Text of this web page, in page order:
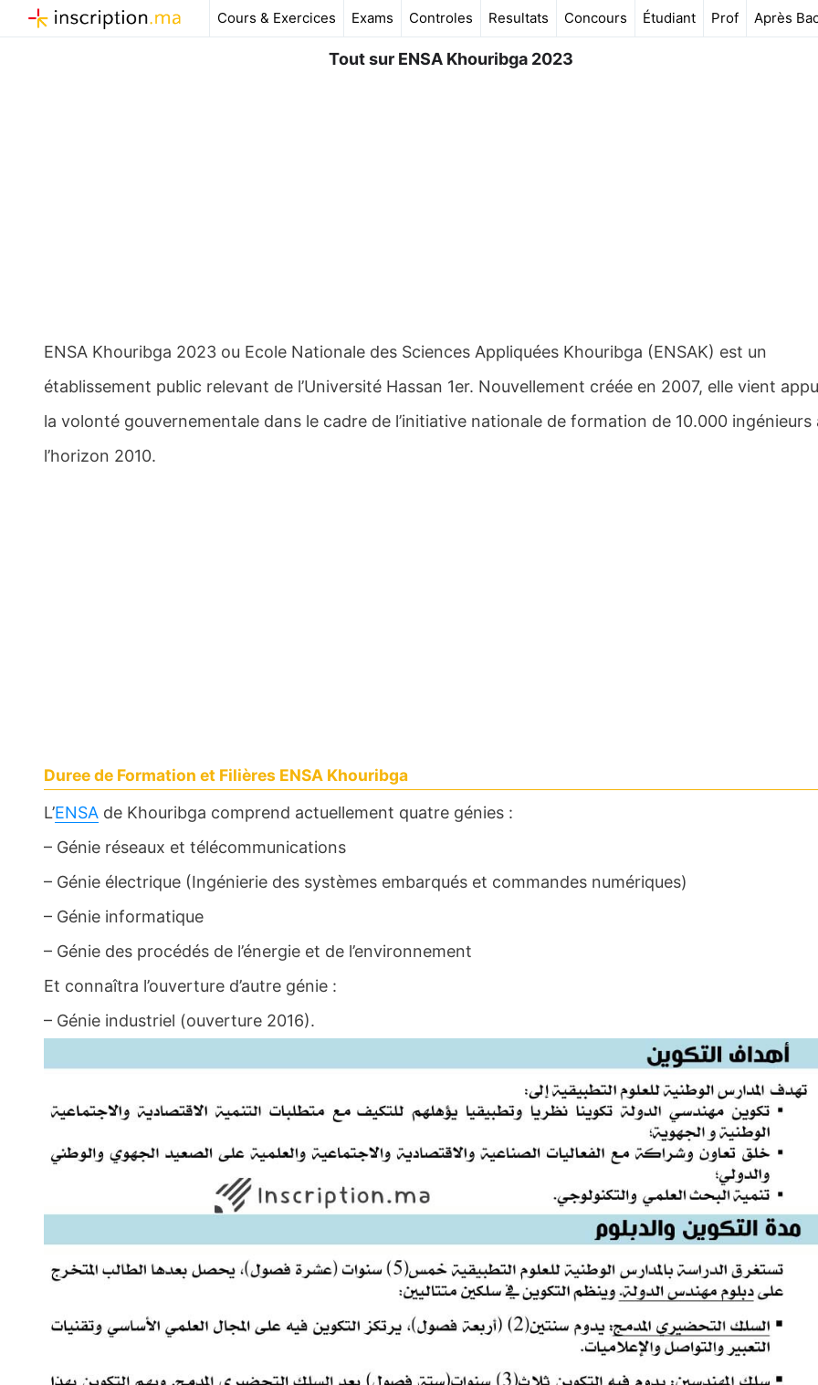
au
Cours & Exercices Exams Controles Resultats Concours Étudiant Prof Après
Tout sur ENSA Khouribga 2023
ENSA Khouribga 2023 ou Ecole Nationale des Sciences Appliquées Khouribga (ENSAK) est un
établissement public relevant de l’Université Hassan 1er. Nouvellement créée en 2007, elle vient
la volonté gouvernementale dans le cadre de l’initiative nationale de formation de 10.000 ingénieurs
l’horizon 2010.
Duree de Formation et Filières ENSA Khouribga
L’ENSA de Khouribga comprend actuellement quatre génies :
– Génie réseaux et télécommunications
– Génie électrique (Ingénierie des systèmes embarqués et commandes numériques)
– Génie informatique
– Génie des procédés de l’énergie et de l’environnement
Et connaîtra l’ouverture d’autre génie :
– Génie industriel (ouverture 2016).